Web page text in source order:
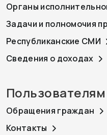
Органы
Задачи и полномочия
Республиканские СМИ
Сведения о доходах
Пользователям
Обращения граждан
Контакты